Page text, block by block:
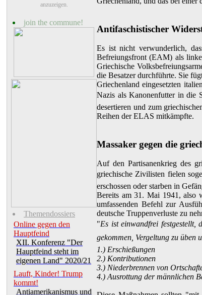
anzuzeigen.
join the commune!
Themendossiers
Online gegen den
Hauptfeind
XII. Konferenz "Der
Hauptfeind steht im
eigenen Land" 2020/21
Lauft, Kinder! Trump
kommt!
Antiamerikanismus und
Antifaschistischer
Es ist nicht verwunderlich,
Befreiungsfront (EAM) als
Griechische
die Besatzer durchführte. Sie
Griechenland eingesetzten
Nazis als Kanonenfutter in die
desertieren und zum
Reihen der ELAS mitkämpfte.
Massaker gegen die
Auf den Partisanenkrieg des
griechische Zivilisten fielen
erschossen oder starben in
Bereits am 31. Mai 1941, also
umfassenden Befehl zur
deutsche Truppenverluste zu
"Es ist einwandfrei
gekommen, Vergeltung zu üben
1.) Erschießungen
2.) Kontributionen
3.) Niederbrennen von
4.) Ausrottung der männlichen